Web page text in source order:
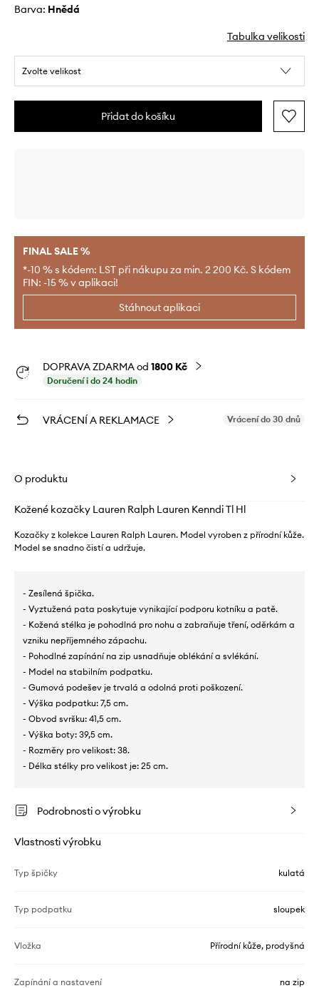
Barva: hnědá
Tabulka velikosti
Zvolte velikost
Přidat do košíku
FINAL SALE %
*-10 % s kódem: LST při nákupu za min. 2 200 Kč. S kódem
FIN: -15 % v aplikaci!
Stáhnout aplikaci
DOPRAVA ZDARMA od 1800 Kč
Doručení i do 24 hodin
VRÁCENÍ A REKLAMACE Vrácení do 30 dnů
O produktu
Kožené kozačky Lauren Ralph Lauren Kenndi Tl Hl
Kozačky z kolekce Lauren Ralph Lauren. Model vyroben z přírodní kůže.
Model se snadno čistí a udržuje.
- Zesílená špička.
- Vyztužená pata poskytuje vynikající podporu kotníku a patě.
- Kožená stélka je pohodlná pro nohu a zabraňuje tření, oděrkám a
vzniku nepříjemného zápachu.
- Pohodlné zapínání na zip usnadňuje oblékání a svlékání.
- Model na stabilním podpatku.
- Gumová podešev je trvalá a odolná proti poškození.
- Výška podpatku: 7,5 cm.
- Obvod svršku: 41,5 cm.
- Výška boty: 39,5 cm.
- Rozměry pro velikost: 38.
- Délka stélky pro velikost je: 25 cm.
Podrobnosti o výrobku
Vlastnosti výrobku
Typ špičky kulatá
Typ podpatku sloupek
Vložka Přírodní kůže, prodyšná
Zapínání a nastavení na zip